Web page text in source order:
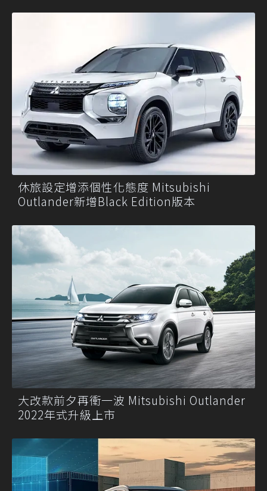
休旅設定增添個性化態度 Mitsubishi
Outlander新增Black Edition版本
大改款前夕再衝一波 Mitsubishi Outlander
2022年式升級上市